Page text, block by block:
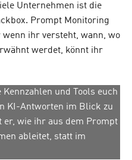
Unternehmen ist die
Prompt Monitoring
ihr versteht, wann, wo
werdet, könnt ihr
und Tools euch
KI-Antworten im Blick zu
er, wie ihr aus dem Prompt
ableitet, statt im